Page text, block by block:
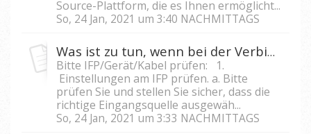
Source-Plattform, die es Ihnen ermöglicht...
So, 24 Jan, 2021 um 3:40 NACHMITTAGS
Was ist zu tun, wenn bei der Verbindung mit einem externen Gerät die Fehlermeldung "Kein Signal" auf meinem IFP erscheint?
Bitte IFP/Gerät/Kabel prüfen: 1.
Einstellungen am IFP prüfen. a. Bitte
prüfen Sie und stellen Sie sicher, dass die
richtige Eingangsquelle ausgewäh...
So, 24 Jan, 2021 um 3:33 NACHMITTAGS